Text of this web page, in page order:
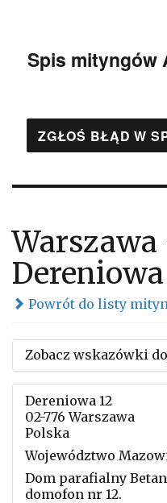
Spis mityngów
ZGŁOŚ BŁĄD W
Dereniowa
Powrót do listy
Zobacz wskazówki
Dereniowa 12
02-776 Warszawa
Polska
Województwo
Dom parafialny
domofon nr 12.